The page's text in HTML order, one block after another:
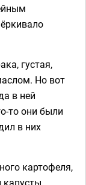
густая,
Но вот
в ней
то они были
в них
картофеля,